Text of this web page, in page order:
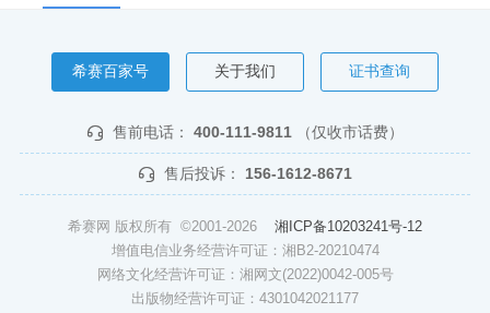
希赛百家号 关于我们 证书查询
售前电话： 400-111-9811 （仅收市话费）
售后投诉： 156-1612-8671
希赛网 版权所有 ©2001-2026 湘ICP备10203241号-12
增值电信业务经营许可证：湘B2-20210474
网络文化经营许可证：湘网文(2022)0042-005号
出版物经营许可证：4301042021177